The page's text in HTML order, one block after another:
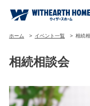
ホーム イベント一覧 相続
相続相談会